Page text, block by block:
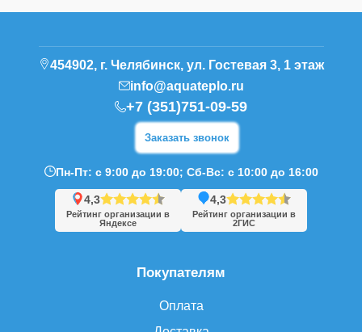
Покупателям
Оплата
454902, г. Челябинск, ул. Гостевая 3, 1 этаж
info@aquateplo.ru
+7 (351)751-09-59
Заказать звонок
Пн-Пт: с 9:00 до 19:00; Сб-Вс: с 10:00 до 16:00
4,3
Рейтинг организации в
Яндексе
4,3
Рейтинг организации в
2ГИС